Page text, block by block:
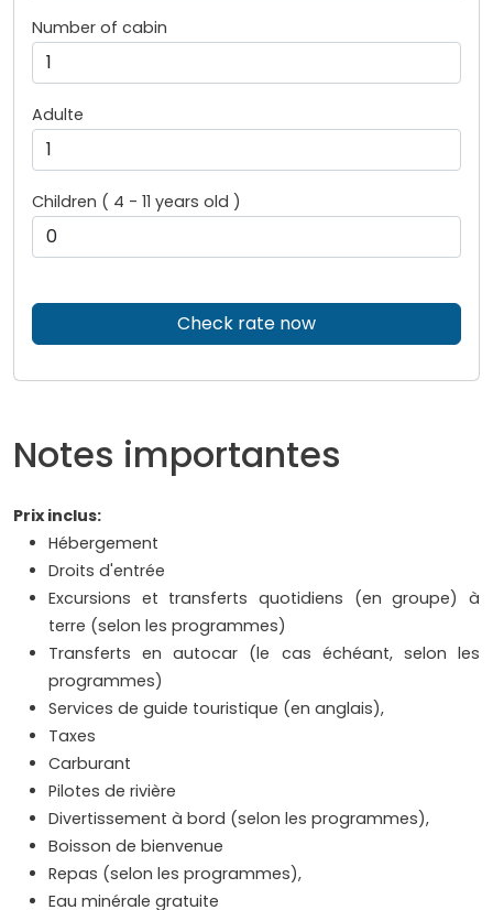
Number of cabin
Adulte
Children ( 4 - 11 years old )
Check rate now
Notes importantes
Prix inclus:
Hébergement
Droits d'entrée
Excursions et transferts quotidiens (en groupe) à
terre (selon les programmes)
Transferts en autocar (le cas échéant, selon les
programmes)
Services de guide touristique (en anglais),
Taxes
Carburant
Pilotes de rivière
Divertissement à bord (selon les programmes),
Boisson de bienvenue
Repas (selon les programmes),
Eau minérale gratuite